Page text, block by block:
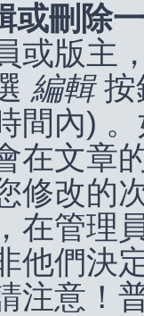
或刪除
或版主
編輯按
間內)
在文章
修改的
在管理
他們決
注意！